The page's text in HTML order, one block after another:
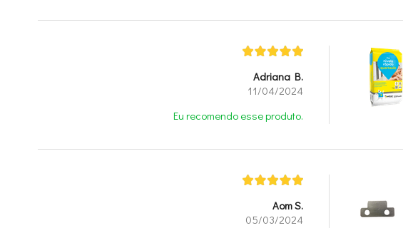
Adriana B.
11/04/2024
Eu recomendo esse produto.
Aom S.
05/03/2024